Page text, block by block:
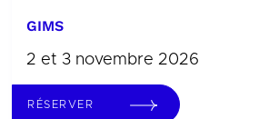
GIMS
2 et 3 novembre 2026
RÉSERVER